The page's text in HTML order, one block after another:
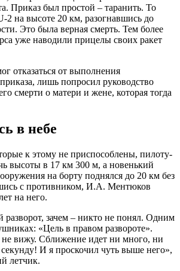
Приказ был простой – таранить. То
2 на высоте 20 км, разогнавшись до
Это была верная смерть. Тем более
уже наводили прицелы своих ракет
отказаться от выполнения
лишь попросил руководство
смерти о матери и жене, которая тогда
в небе
к этому не приспособлены, пилоту-
высоты в 17 км 300 м, а новенький
на борту поднялся до 20 км без
с противником, И.А. Ментюков
на него.
зачем – никто не понял. Одним
«Цель в правом развороте».
вижу. Сближение идет ни много, ни
И я проскочил чуть выше него»,
летчик.